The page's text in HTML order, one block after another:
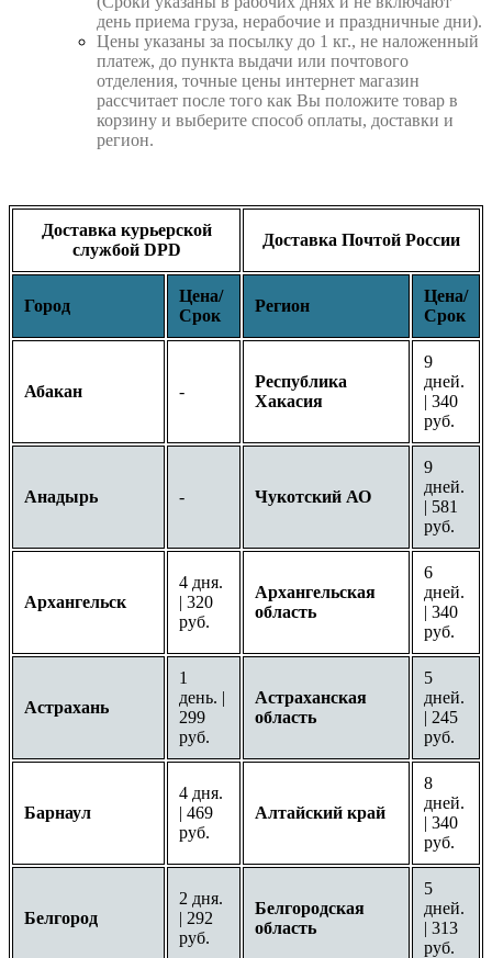
день приема груза, нерабочие и праздничные дни).
Цены указаны за посылку до 1 кг., не наложенный
платеж, до пункта выдачи или почтового
отделения, точные цены интернет магазин
рассчитает после того как Вы положите товар в
корзину и выберите способ оплаты, доставки и
регион.
Доставка курьерской
службой DPD
Доставка Почтой России
Город
Цена/
Срок
Регион
Цена/
Срок
Абакан -
Республика
Хакасия
9
дней.
| 340
руб.
Анадырь - Чукотский АО
9
дней.
| 581
руб.
Архангельск
4 дня.
| 320
руб.
Архангельская
область
6
дней.
| 340
руб.
Астрахань
1
день. |
299
руб.
Астраханская
область
5
дней.
| 245
руб.
Барнаул
4 дня.
| 469
руб.
Алтайский край
8
дней.
| 340
руб.
Белгород
2 дня.
| 292
руб.
Белгородская
область
5
дней.
| 313
руб.